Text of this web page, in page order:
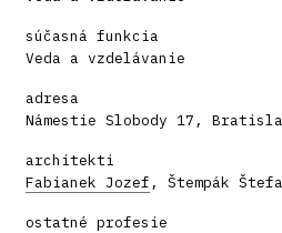
súčasná funkcia
Veda a vzdelávanie
adresa
Námestie Slobody 17,
architekti
Fabianek Jozef , Štempák
ostatné profesie